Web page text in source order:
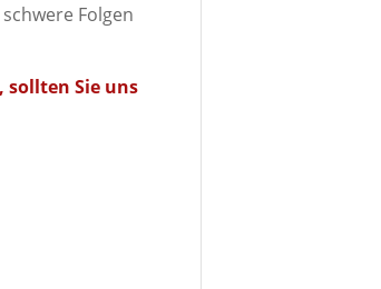
Folgen
sollten Sie uns